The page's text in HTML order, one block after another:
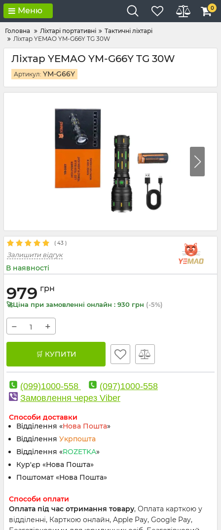
Меню 0
Головна Ліхтарі портативні
Тактичні ліхтарі
Ліхтар YEMAO YM-G66Y TG 30W
Ліхтар YEMAO YM-G66Y TG 30W
Артикул: YM-G66Y
( 43 )
Залишити відгук
В наявності
979 грн
🚀Ціна при замовленні онлайн : 930 грн (-5%)
− +
🛒 КУПИТИ
(099)1000-558
(097)1000-558
Замовлення через Viber
Способи доставки
Відділення «Нова Пошта»
Відділення Укрпошта
Відділення «ROZETKA»
Кур'єр «Нова Пошта»
Поштомат «Нова Пошта»
Способи оплати
Оплата під час отримання товару, Оплата карткою у
відділенні, Карткою онлайн, Apple Pay, Google Pay,